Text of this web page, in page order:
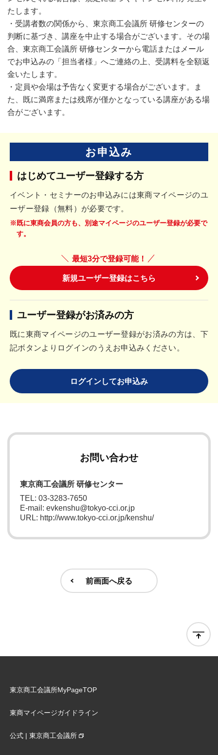
たします。
・受講者数の関係から、東京商工会議所 研修センターの
判断に基づき、講座を中止する場合がございます。その場
合、東京商工会議所 研修センターから電話またはメール
でお申込みの「担当者様」へご連絡の上、受講料を全額返
金いたします。
・定員や会場は予告なく変更する場合がございます。ま
た、既に満席または残席が僅かとなっている講座がある場
合がございます。
お申込み
はじめてユーザー登録する方
イベント・セミナーのお申込みには東商マイページのユ
ーザー登録（無料）が必要です。
※既に東商会員の方も、別途マイページのユーザー登録が必要で
す。
最短3分で登録可能！
新規ユーザー登録はこちら
ユーザー登録がお済みの方
既に東商マイページのユーザー登録がお済みの方は、下
記ボタンよりログインのうえお申込みください。
ログインしてお申込み
お問い合わせ
東京商工会議所 研修センター
TEL: 03-3283-7650
E-mail: evkenshu@tokyo-cci.or.jp
URL: http://www.tokyo-cci.or.jp/kenshu/
前画面へ戻る
東京商工会議所MyPageTOP
東商マイページガイドライン
公式 | 東京商工会議所